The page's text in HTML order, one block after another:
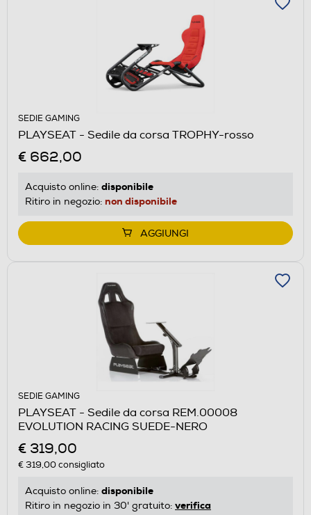
SEDIE GAMING
PLAYSEAT - Sedile da corsa TROPHY-rosso
€ 662,00
Acquisto online: disponibile
Ritiro in negozio: non disponibile
AGGIUNGI
SEDIE GAMING
PLAYSEAT - Sedile da corsa REM.00008
EVOLUTION RACING SUEDE-NERO
€ 319,00
€ 319,00consigliato
Acquisto online: disponibile
Ritiro in negozio in 30' gratuito: verifica